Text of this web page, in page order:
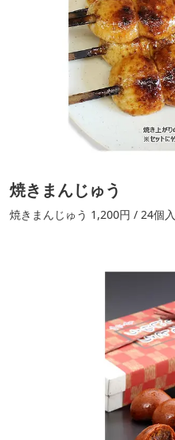
焼きまんじゅう
焼きまんじゅう 1,200円 / 24個入